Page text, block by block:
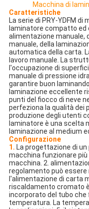
Macchina di
Caratteristiche
La serie di PRY-YDFM
laminatore compatto ed
alimentazione manuale,
manuale, della
automatica della carta.
lavoro manuale. La
l'occupazione di
manuale di pressione
garantire buon
laminazione eccellente
punti del fiocco di neve
perfeziona la qualità dei
produzione degli utenti
laminatore è una scelta
laminazione al medium
Configurazione
1. La progettazione di
macchina funzionare
macchina. 2.
regolamento può
l'alimentazione di carta
riscaldamento cromato
incorporato del tubo
temperatura. La